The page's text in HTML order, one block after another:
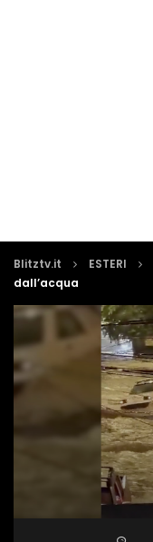
Blitztv.it ESTERI
dall’acqua